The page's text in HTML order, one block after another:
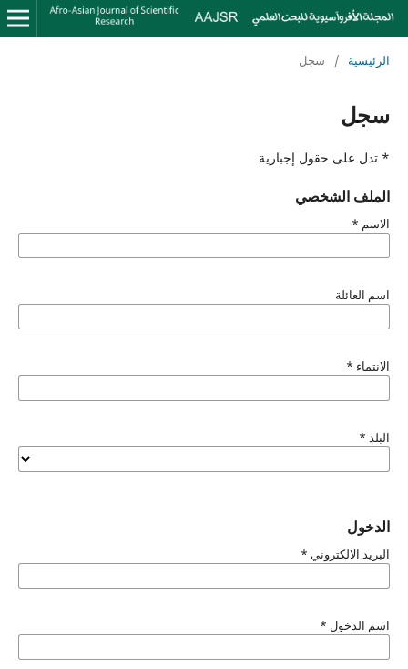
الرئيسية / سجل
سجل
* تدل على حقول إجبارية
الملف الشخصي
الاسم *
اسم العائلة
الانتماء *
البلد *
الدخول
البريد الالكتروني *
اسم الدخول *